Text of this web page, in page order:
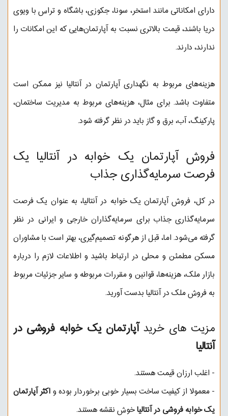
دارای امکاناتی مانند استخر، سونا، جکوزی، باشگاه و تراس با ویوی
دریا باشند، قیمت بالاتری نسبت به آپارتمان‌هایی که این امکانات را
ندارند، دارند.
هزینه‌های مربوط به نگهداری آپارتمان در آنتالیا نیز ممکن است
متفاوت باشد. برای مثال، هزینه‌های مربوط به مدیریت ساختمان،
پارکینگ، آب، برق و گاز باید در نظر گرفته شود.
فروش آپارتمان یک خوابه در آنتالیا یک
فرصت سرمایه‌گذاری جذاب
در کل، فروش آپارتمان یک خوابه در آنتالیا، به عنوان یک فرصت
سرمایه‌گذاری جذاب برای سرمایه‌گذاران خارجی و ایرانی در نظر
گرفته می‌شود. اما، قبل از هرگونه تصمیم‌گیری، بهتر است با مشاوران
مسکن مطمئن و محلی در ارتباط باشید و اطلاعات لازم را درباره
بازار ملک، هزینه‌ها، قوانین و مقررات مربوطه و سایر جزئیات مربوط
به فروش ملک در آنتالیا بدست آورید.
مزیت های خریدآپارتمان یک خوابه فروشی در
آنتالیا
- اغلب ارزان قیمت هستند.
-معمولا از کیفیت ساخت بسیار خوبی برخوردار بوده واکثر آپارتمان
یک خوابه فروشی در آنتالیاخوش نقشه هستند.